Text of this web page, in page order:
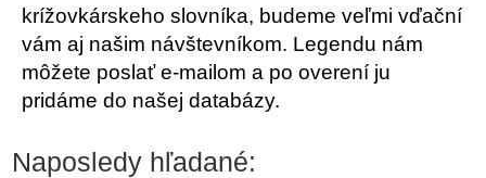
krížovkárskeho slovníka, budeme veľmi vďační
vám aj našim návštevníkom. Legendu nám
môžete poslať e-mailom a po overení ju
pridáme do našej databázy.
Naposledy hľadané: